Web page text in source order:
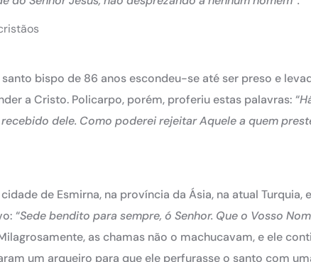
bispo de 86 anos escondeu-se até ser preso e
a Cristo. Policarpo, porém, proferiu estas palavras: “
dele. Como poderei rejeitar Aquele a quem
de Esmirna, na província da Ásia, na atual Turquia,
“Sede bendito para sempre, ó Senhor. Que o Vosso
as chamas não o machucavam, e ele
um arqueiro para que ele perfurasse o santo com